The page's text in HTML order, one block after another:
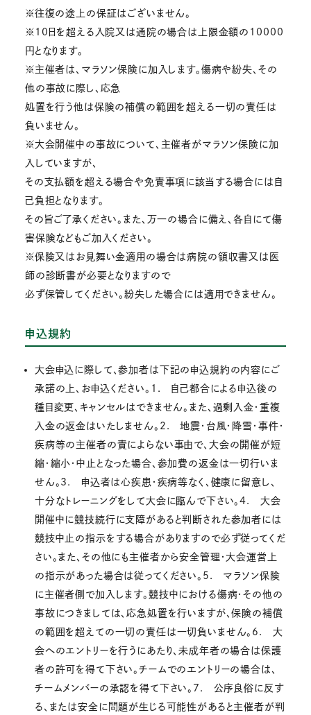
※往復の途上の保証はございません。
※10日を超える入院又は通院の場合は上限金額の10000
円となります。
※主催者は、マラソン保険に加入します。傷病や紛失、その
他の事故に際し、応急
処置を行う他は保険の補償の範囲を超える一切の責任は
負いません。
※大会開催中の事故について、主催者がマラソン保険に加
入していますが、
その支払額を超える場合や免責事項に該当する場合には自
己負担となります。
その旨ご了承ください。また、万一の場合に備え、各自にて傷
害保険などもご加入ください。
※保険又はお見舞い金適用の場合は病院の領収書又は医
師の診断書が必要となりますので
必ず保管してください。紛失した場合には適用できません。
申込規約
大会申込に際して、参加者は下記の申込規約の内容にご
承諾の上、お申込ください。1. 自己都合による申込後の
種目変更、キャンセルはできません。また、過剰入金・重複
入金の返金はいたしません。2. 地震・台風・降雪・事件・
疾病等の主催者の責によらない事由で、大会の開催が短
縮・縮小・中止となった場合、参加費の返金は一切行いま
せん。3. 申込者は心疾患・疾病等なく、健康に留意し、
十分なトレーニングをして大会に臨んで下さい。4. 大会
開催中に競技続行に支障があると判断された参加者には
競技中止の指示をする場合がありますので必ず従ってくだ
さい。また、その他にも主催者から安全管理・大会運営上
の指示があった場合は従ってください。5. マラソン保険
に主催者側で加入します。競技中における傷病・その他の
事故につきましては、応急処置を行いますが、保険の補償
の範囲を超えての一切の責任は一切負いません。6. 大
会へのエントリーを行うにあたり、未成年者の場合は保護
者の許可を得て下さい。チームでのエントリーの場合は、
チームメンバーの承認を得て下さい。7. 公序良俗に反す
る、または安全に問題が生じる可能性があると主催者が判